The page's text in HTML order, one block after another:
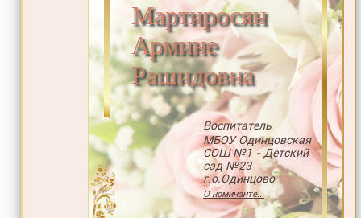
Мартиросян
Армине
Рашидовна
Воспитатель
МБОУ Одинцовская
СОШ №1 - Детский
сад №23
г.о.Одинцово
О номинанте...